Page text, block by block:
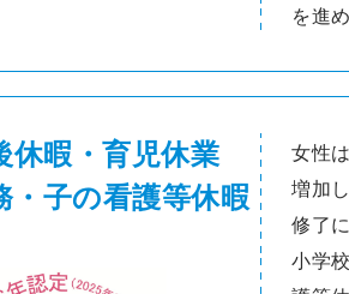
を進
休暇・育児休業
・子の看護等休暇
女性
増加
修了
小学